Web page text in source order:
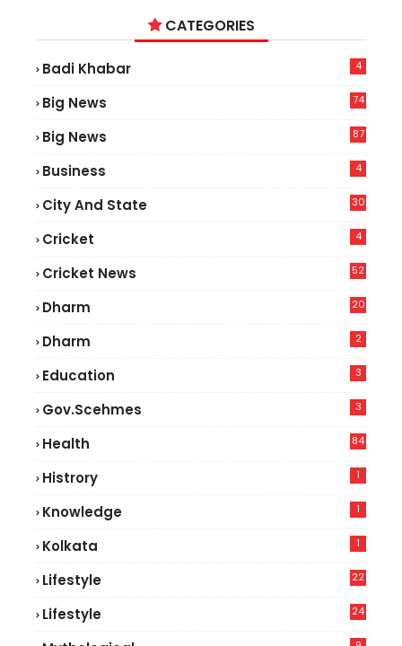
CATEGORIES
Badi Khabar 4
Big News
74
Big News
87
Business 4
City And State 30
Cricket 4
Cricket News
52
Dharm 20
Dharm 2
Education 3
Gov.scehmes 3
Health
84
Histrory 1
Knowledge 1
Kolkata 1
Lifestyle
22
Lifestyle
24